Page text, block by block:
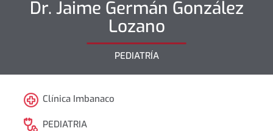
Dr. Jaime Germán González
Lozano
PEDIATRÍA
Clínica Imbanaco
PEDIATRIA